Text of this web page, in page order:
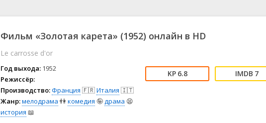
🕺 Мюзикл
👨‍💼 Новости
🎒 Приключения
👨‍💻 Реальное тв
🎤 Ток-шоу
😱 Ужасы
🧙‍♀️ Фантастика
🤠 Фильм-нуар
🧝‍♂️ Фэнтези
🏅 Церемония
Фильм «Золотая карета» (1952) онлайн в HD
Le carrosse d'or
Год выхода: 1952
Режиссёр:
Производство:Франция 🇫🇷Италия 🇮🇹
Жанр:мелодрама 👫комедия 🤪драма 😫
история 📖
6.8 7